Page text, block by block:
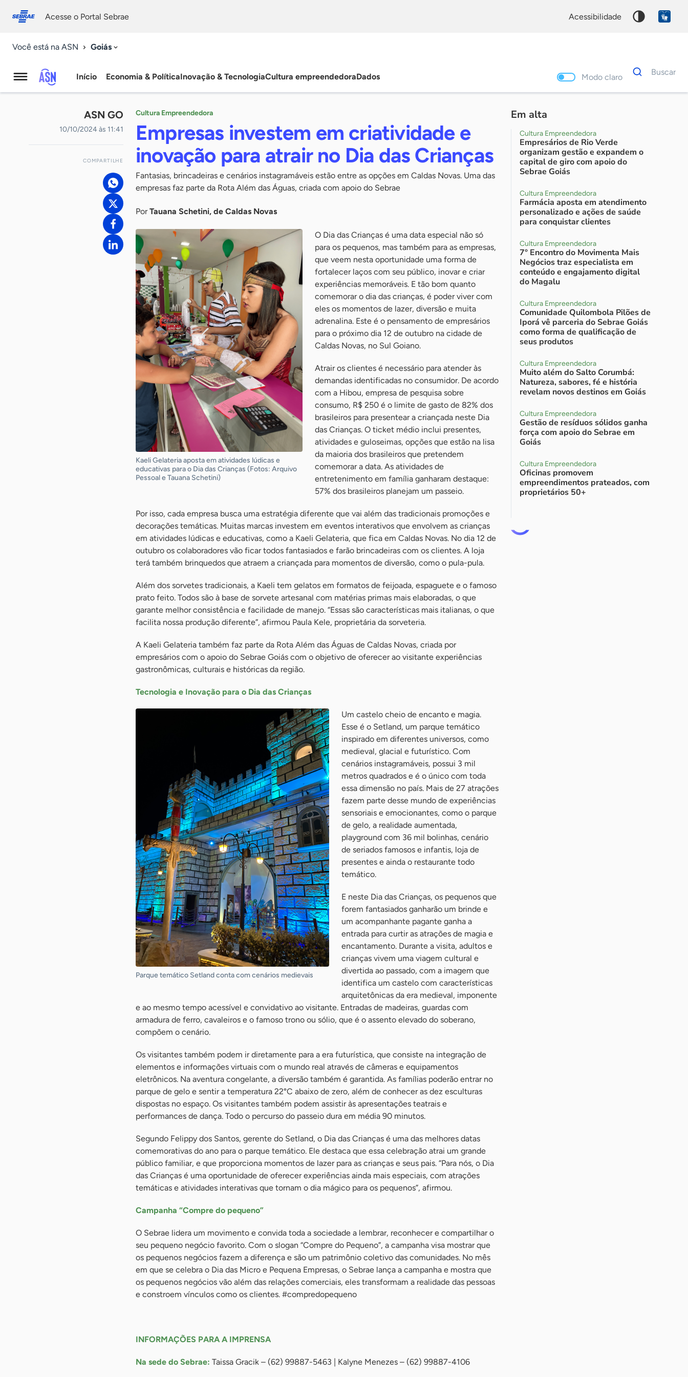
conosco
Acesse o Portal Sebrae acessibilidade
Você está na ASN Goiás
Agência
Sebrae
Notícias
Início Economia & PolíticaInovação & TecnologiaCultura empreendedoraDados Modo claro
Dados
para
Buscar
ASN GO
10/10/2024 às 11:41
COMPARTILHE
Cultura Empreendedora
Empresas investem em criatividade e
inovação para atrair no Dia das Crianças
Fantasias, brincadeiras e cenários instagramáveis estão entre as opções em Caldas Novas. Uma das
empresas faz parte da Rota Além das Águas, criada com apoio do Sebrae
PorTauana Schetini, de Caldas Novas
Kaeli Gelateria aposta em atividades lúdicas e
educativas para o Dia das Crianças (Fotos: Arquivo
Pessoal e Tauana Schetini)
O Dia das Crianças é uma data especial não só
para os pequenos, mas também para as empresas,
que veem nesta oportunidade uma forma de
fortalecer laços com seu público, inovar e criar
experiências memoráveis. E tão bom quanto
comemorar o dia das crianças, é poder viver com
eles os momentos de lazer, diversão e muita
adrenalina. Este é o pensamento de empresários
para o próximo dia 12 de outubro na cidade de
Caldas Novas, no Sul Goiano.
Atrair os clientes é necessário para atender às
demandas identificadas no consumidor. De acordo
com a Hibou, empresa de pesquisa sobre
consumo, R$ 250 é o limite de gasto de 82% dos
brasileiros para presentear a criançada neste Dia
das Crianças. O ticket médio inclui presentes,
atividades e guloseimas, opções que estão na lisa
da maioria dos brasileiros que pretendem
comemorar a data. As atividades de
entretenimento em família ganharam destaque:
57% dos brasileiros planejam um passeio.
Por isso, cada empresa busca uma estratégia diferente que vai além das tradicionais promoções e
decorações temáticas. Muitas marcas investem em eventos interativos que envolvem as crianças
em atividades lúdicas e educativas, como a Kaeli Gelateria, que fica em Caldas Novas. No dia 12 de
outubro os colaboradores vão ficar todos fantasiados e farão brincadeiras com os clientes. A loja
terá também brinquedos que atraem a criançada para momentos de diversão, como o pula-pula.
Além dos sorvetes tradicionais, a Kaeli tem gelatos em formatos de feijoada, espaguete e o famoso
prato feito. Todos são à base de sorvete artesanal com matérias primas mais elaboradas, o que
garante melhor consistência e facilidade de manejo. “Essas são características mais italianas, o que
facilita nossa produção diferente”, afirmou Paula Kele, proprietária da sorveteria.
A Kaeli Gelateria também faz parte da Rota Além das Águas de Caldas Novas, criada por
empresários com o apoio do Sebrae Goiás com o objetivo de oferecer ao visitante experiências
gastronômicas, culturais e históricas da região.
Tecnologia e Inovação para o Dia das Crianças
Parque temático Setland conta com cenários medievais
Um castelo cheio de encanto e magia.
Esse é o Setland, um parque temático
inspirado em diferentes universos, como
medieval, glacial e futurístico. Com
cenários instagramáveis, possui 3 mil
metros quadrados e é o único com toda
essa dimensão no país. Mais de 27 atrações
fazem parte desse mundo de experiências
sensoriais e emocionantes, como o parque
de gelo, a realidade aumentada,
playground com 36 mil bolinhas, cenário
de seriados famosos e infantis, loja de
presentes e ainda o restaurante todo
temático.
E neste Dia das Crianças, os pequenos que
forem fantasiados ganharão um brinde e
um acompanhante pagante ganha a
entrada para curtir as atrações de magia e
encantamento. Durante a visita, adultos e
crianças vivem uma viagem cultural e
divertida ao passado, com a imagem que
identifica um castelo com características
arquitetônicas da era medieval, imponente
e ao mesmo tempo acessível e convidativo ao visitante. Entradas de madeiras, guardas com
armadura de ferro, cavaleiros e o famoso trono ou sólio, que é o assento elevado do soberano,
compõem o cenário.
Os visitantes também podem ir diretamente para a era futurística, que consiste na integração de
elementos e informações virtuais com o mundo real através de câmeras e equipamentos
eletrônicos. Na aventura congelante, a diversão também é garantida. As famílias poderão entrar no
parque de gelo e sentir a temperatura 22°C abaixo de zero, além de conhecer as dez esculturas
dispostas no espaço. Os visitantes também podem assistir às apresentações teatrais e
performances de dança. Todo o percurso do passeio dura em média 90 minutos.
Segundo Felippy dos Santos, gerente do Setland, o Dia das Crianças é uma das melhores datas
comemorativas do ano para o parque temático. Ele destaca que essa celebração atrai um grande
público familiar, e que proporciona momentos de lazer para as crianças e seus pais. “Para nós, o Dia
das Crianças é uma oportunidade de oferecer experiências ainda mais especiais, com atrações
temáticas e atividades interativas que tornam o dia mágico para os pequenos”, afirmou.
Campanha “Compre do pequeno”
O Sebrae lidera um movimento e convida toda a sociedade a lembrar, reconhecer e compartilhar o
seu pequeno negócio favorito. Com o slogan “Compre do Pequeno”, a campanha visa mostrar que
os pequenos negócios fazem a diferença e são um patrimônio coletivo das comunidades. No mês
em que se celebra o Dia das Micro e Pequena Empresas, o Sebrae lança a campanha e mostra que
os pequenos negócios vão além das relações comerciais, eles transformam a realidade das pessoas
e constroem vínculos como os clientes. #compredopequeno
INFORMAÇÕES PARA A IMPRENSA
Na sede do Sebrae: Taissa Gracik – (62) 99887-5463 | Kalyne Menezes – (62) 99887-4106
Em alta
Cultura Empreendedora
Empresários de Rio Verde
organizam gestão e expandem o
capital de giro com apoio do
Sebrae Goiás
Cultura Empreendedora
Farmácia aposta em atendimento
personalizado e ações de saúde
para conquistar clientes
Cultura Empreendedora
7° Encontro do Movimenta Mais
Negócios traz especialista em
conteúdo e engajamento digital
do Magalu
Cultura Empreendedora
Comunidade Quilombola Pilões de
Iporá vê parceria do Sebrae Goiás
como forma de qualificação de
seus produtos
Cultura Empreendedora
Muito além do Salto Corumbá:
Natureza, sabores, fé e história
revelam novos destinos em Goiás
Cultura Empreendedora
Gestão de resíduos sólidos ganha
força com apoio do Sebrae em
Goiás
Cultura Empreendedora
Oficinas promovem
empreendimentos prateados, com
proprietários 50+